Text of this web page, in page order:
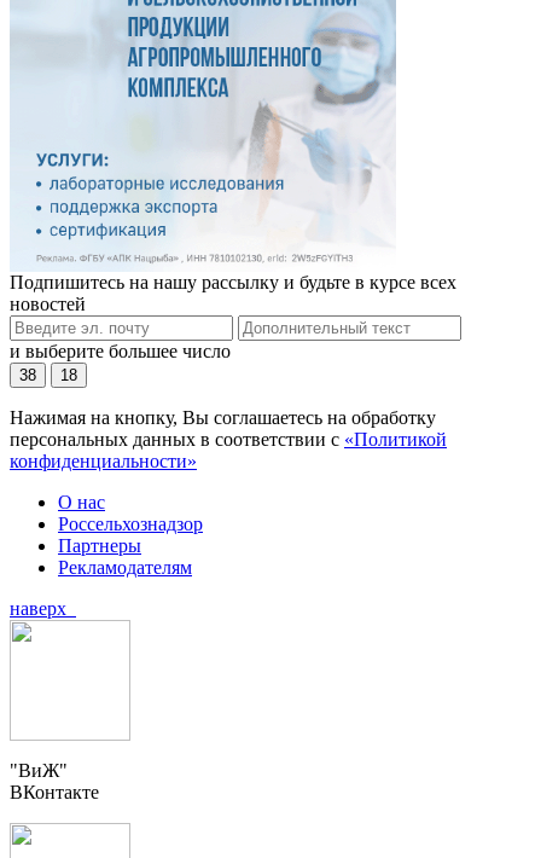
Подпишитесь на нашу рассылку и будьте в курсе всех
новостей
и выберите большее число
38 18
Нажимая на кнопку, Вы соглашаетесь на обработку
персональных данных в соответствии с «Политикой
конфиденциальности»
О нас
Россельхознадзор
Партнеры
Рекламодателям
наверх
"ВиЖ"
ВКонтакте